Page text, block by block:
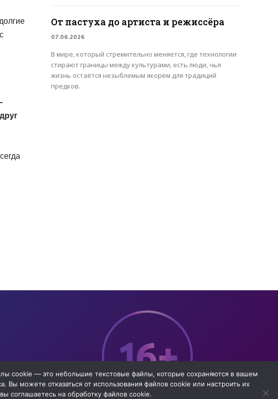
От пастуха до артиста и режиссёра
07.06.2026
В мире, который стремительно меняется, где технологии
стирают границы между культурами, есть люди, чья
жизнь остаётся незыблемым якорем для традиций
предков.
cookie — это небольшие текстовые файлы, которые сохраняются в вашем
Вы можете отказаться от использования файлов cookie или настроить их
соглашаетесь на обработку файлов cookie.